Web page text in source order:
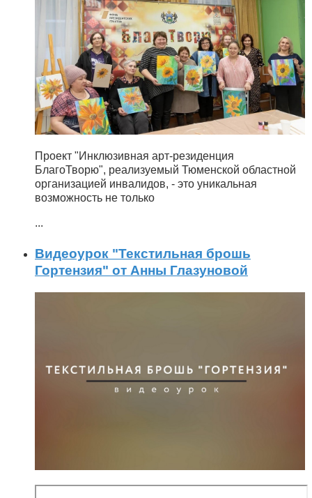
Проект "Инклюзивная арт-резиденция
БлагоТворю", реализуемый Тюменской областной
организацией инвалидов, - это уникальная
возможность не только
...
Видеоурок "Текстильная брошь
Гортензия" от Анны Глазуновой